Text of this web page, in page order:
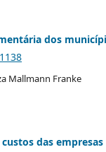
dos
Mallmann Franke
das